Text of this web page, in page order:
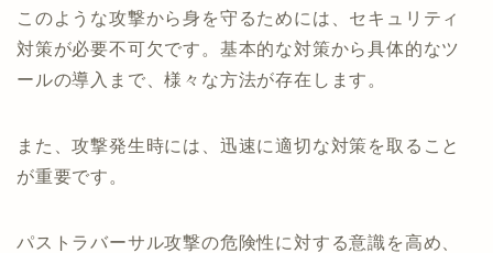
このような攻撃から身を守るためには、セキュリティ
対策が必要不可欠です。基本的な対策から具体的なツ
ールの導入まで、様々な方法が存在します。
また、攻撃発生時には、迅速に適切な対策を取ること
が重要です。
パストラバーサル攻撃の危険性に対する意識を高め、